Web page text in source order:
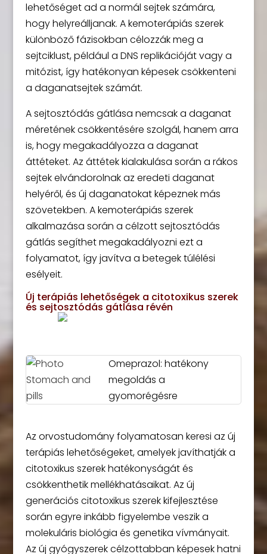
lehetőséget ad a normál sejtek számára,
hogy helyreálljanak. A kemoterápiás szerek
különböző fázisokban célozzák meg a
sejtciklust, például a DNS replikációját vagy a
mitózist, így hatékonyan képesek csökkenteni
a daganatsejtek számát.
A sejtosztódás gátlása nemcsak a daganat
méretének csökkentésére szolgál, hanem arra
is, hogy megakadályozza a daganat
áttéteket. Az áttétek kialakulása során a rákos
sejtek elvándorolnak az eredeti daganat
helyéről, és új daganatokat képeznek más
szövetekben. A kemoterápiás szerek
alkalmazása során a célzott sejtosztódás
gátlás segíthet megakadályozni ezt a
folyamatot, így javítva a betegek túlélési
esélyeit.
Új terápiás lehetőségek a citotoxikus szerek
és sejtosztódás gátlása révén
Omeprazol: hatékony
megoldás a
gyomorégésre
Az orvostudomány folyamatosan keresi az új
terápiás lehetőségeket, amelyek javíthatják a
citotoxikus szerek hatékonyságát és
csökkenthetik mellékhatásaikat. Az új
generációs citotoxikus szerek kifejlesztése
során egyre inkább figyelembe veszik a
molekuláris biológia és genetika vívmányait.
Az új gyógyszerek célzottabban képesek hatni